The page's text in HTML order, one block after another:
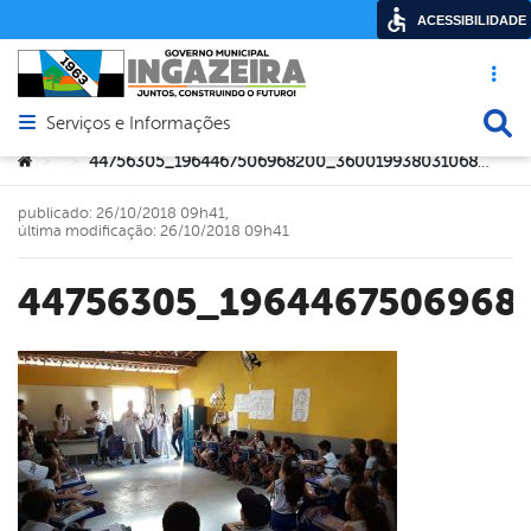
Acesso
Abrir menu principal de navegação
Serviços e Informações
Você está aqui:
> > 44756305_1964467506968200_3600199380310687744_n
publicado: 26/10/2018 09h41,
última modificação: 26/10/2018 09h41
ACESSIBILIDADE